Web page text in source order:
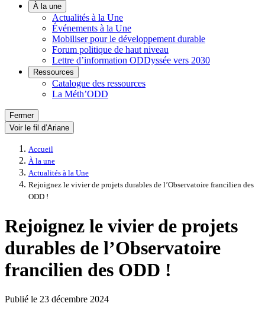
À la une
Actualités à la Une
Événements à la Une
Mobiliser pour le développement durable
Forum politique de haut niveau
Lettre d’information ODDyssée vers 2030
Ressources
Catalogue des ressources
La Méth’ODD
Fermer
Voir le fil d’Ariane
Accueil
À la une
Actualités à la Une
Rejoignez le vivier de projets durables de l’Observatoire francilien des
ODD !
Rejoignez le vivier de projets
durables de l’Observatoire
francilien des ODD !
Publié le 23 décembre 2024